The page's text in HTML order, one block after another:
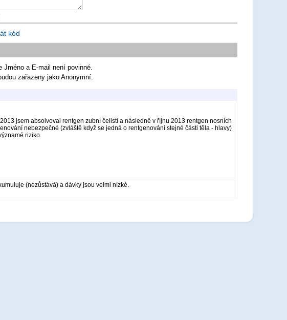
kód
Jméno a E-mail není povinné.
zařazeny jako Anonymní.
jsem absolvoval rentgen zubní čelistí a následně v říjnu 2013 rentgen nosních
nebezpečné (zvláště když se jedná o rentgenování stejné části těla - hlavy)
riziko.
(nezůstává) a dávky jsou velmi nízké.